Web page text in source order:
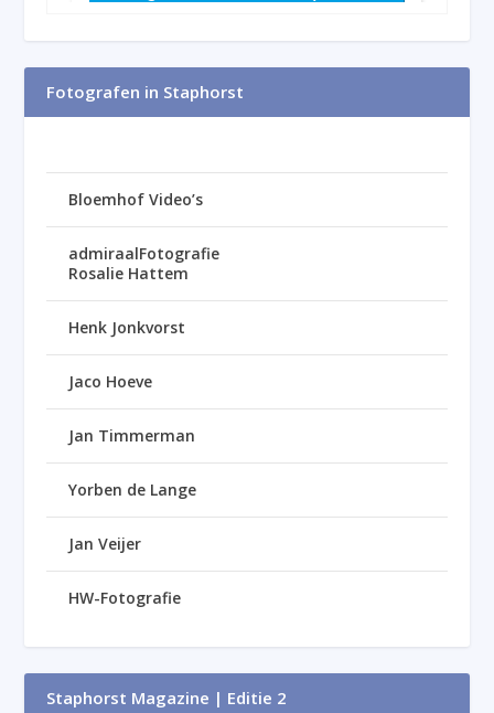
Fotografen in Staphorst
Bloemhof Video’s
admiraalFotografie
Rosalie Hattem
Henk Jonkvorst
Jaco Hoeve
Jan Timmerman
Yorben de Lange
Jan Veijer
HW-Fotografie
Staphorst Magazine | Editie 2